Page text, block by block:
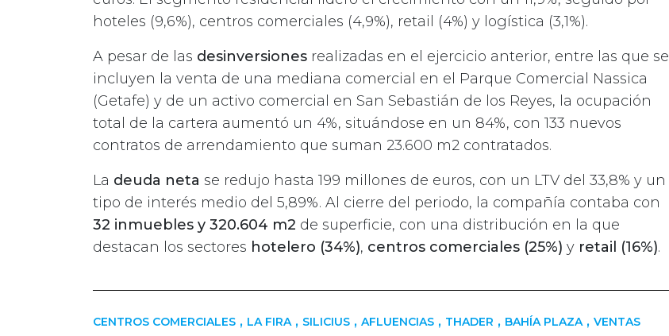
hoteles (9,6%), centros comerciales (4,9%), retail (4%) y logística (3,1%).
A pesar de las desinversiones realizadas en el ejercicio anterior, entre las que se
incluyen la venta de una mediana comercial en el Parque Comercial Nassica
(Getafe) y de un activo comercial en San Sebastián de los Reyes, la ocupación
total de la cartera aumentó un 4%, situándose en un 84%, con 133 nuevos
contratos de arrendamiento que suman 23.600 m2 contratados.
La deuda neta se redujo hasta 199 millones de euros, con un LTV del 33,8% y un
tipo de interés medio del 5,89%. Al cierre del periodo, la compañía contaba con
32 inmuebles y 320.604 m2 de superficie, con una distribución en la que
destacan los sectores hotelero (34%), centros comerciales (25%) y retail (16%).
CENTROS COMERCIALES , LA FIRA , SILICIUS , AFLUENCIAS , THADER , BAHÍA PLAZA , VENTAS